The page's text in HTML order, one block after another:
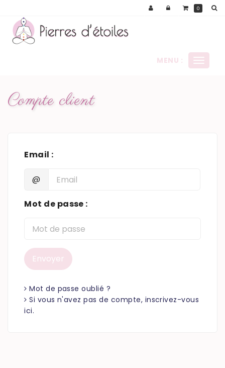
Ouvrir
MENU :
Compte client
Email :
@
Mot de passe :
Envoyer
Mot de passe oublié ?
Si vous n'avez pas de compte, inscrivez-vous
ici.
0